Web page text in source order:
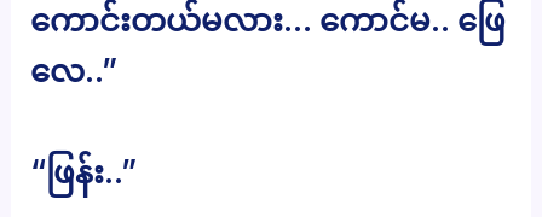
ကောင်းတယ်မလား… ကောင်မ.. ဖြေ
လေ..”
“ဖြန်း..”